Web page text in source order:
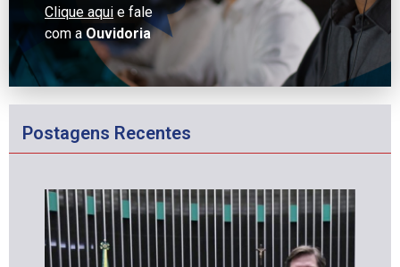
Clique aqui e fale
com aOuvidoria
Postagens Recentes